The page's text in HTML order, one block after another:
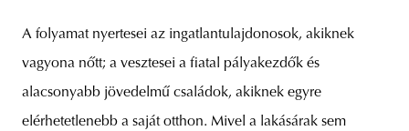
A folyamat nyertesei az ingatlantulajdonosok, akiknek
vagyona nőtt; a vesztesei a fiatal pályakezdők és
alacsonyabb jövedelmű családok, akiknek egyre
elérhetetlenebb a saját otthon. Mivel a lakásárak sem